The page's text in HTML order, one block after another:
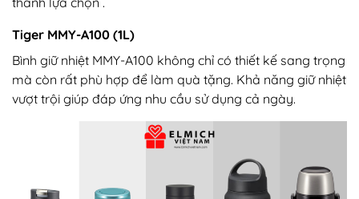
Tiger MMY-A100 (1L)
Bình giữ nhiệt MMY-A100 không chỉ có thiết kế sang trọng
mà còn rất phù hợp để làm quà tặng. Khả năng giữ nhiệt
vượt trội giúp đáp ứng nhu cầu sử dụng cả ngày.